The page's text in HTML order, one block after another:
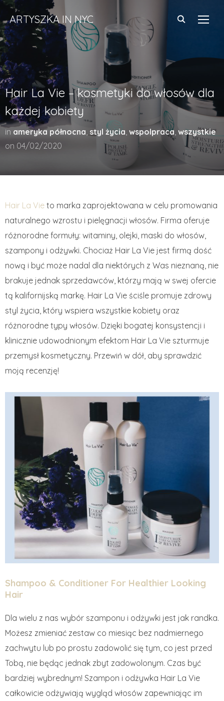
ARTYSZKA IN NYC
Hair La Vie – kosmetyki do włosów dla
każdej kobiety
in ameryka północna, styl życia, wspolpraca, wszystkie
on 04/02/2020
Hair La Vie to marka zaprojektowana w celu promowania
naturalnego wzrostu i pielęgnacji włosów. Firma oferuje
różnorodne formuły: witaminy, olejki, maski do włosów,
szampony i odżywki. Chociaż Hair La Vie jest firmą dość
nową i być może nadal dla niektórych z Was nieznaną, nie
brakuje jednak sprzedawców, którzy mają w swej ofercie
tą kalifornijską markę. Hair La Vie ściśle promuje zdrowy
styl życia, który wspiera wszystkie kobiety oraz
różnorodne typy włosów. Dzięki bogatej konsystencji i
klinicznie udowodnionym efektom Hair La Vie szturmuje
przemysł kosmetyczny. Przewiń w dół, aby sprawdzić
moją recenzję!
Shampoo & Conditioner For Healthier Looking
Hair
Dla wielu z nas wybór szamponu i odżywki jest jak randka.
Możesz zmieniać zestaw co miesiąc bez nadmiernego
zachwytu lub po prostu zadowolić się tym, co jest przed
Tobą, nie będąc jednak zbyt zadowolonym. Czas być
bardziej wybrednym! Szampon i odżywka Hair La Vie
całkowicie odżywiają wygląd włosów zapewniając im